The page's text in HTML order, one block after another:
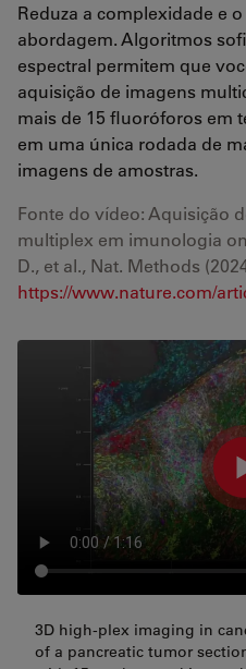
Reduza a complexidade e
abordagem. Algoritmos
espectral permitem que
aquisição de imagens
mais de 15 fluoróforos em
em uma única rodada de
imagens de amostras.
Fonte do vídeo: Aquisição
multiplex em imunologia
D., et al., Nat. Methods
https://www.nature.com/
3D high-plex imaging in
of a pancreatic tumor